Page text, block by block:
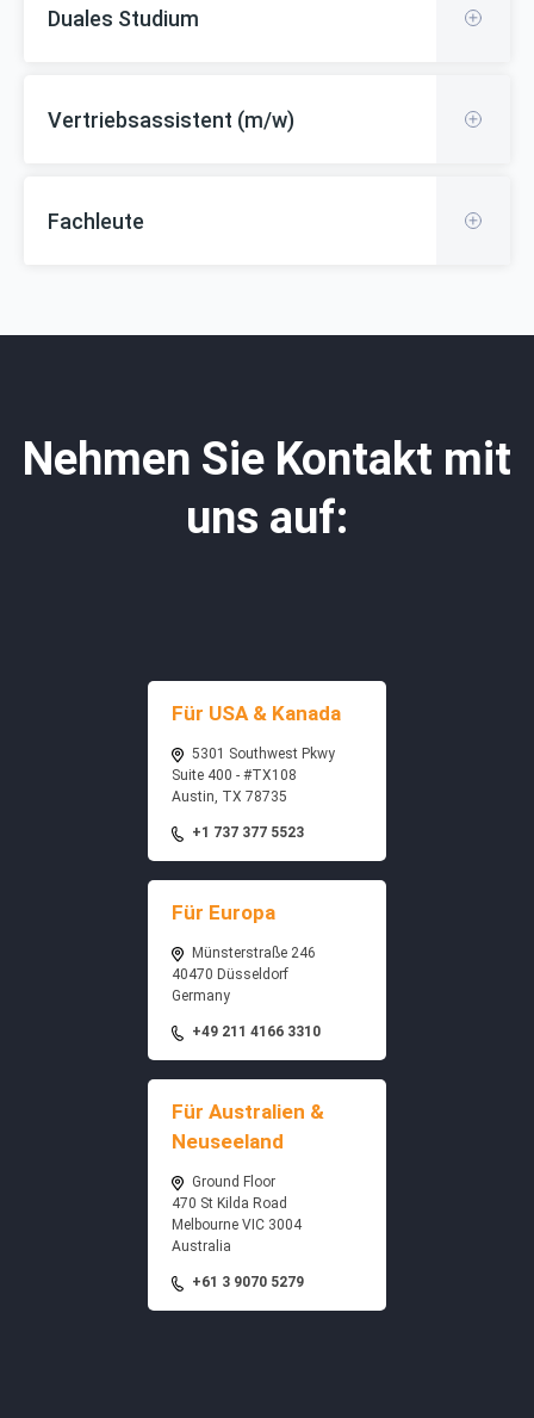
Duales Studium
Vertriebsassistent (m/w)
Fachleute
Nehmen Sie Kontakt mit
uns auf:
Für USA & Kanada
5301 Southwest Pkwy
Suite 400 - #TX108
Austin, TX 78735
+1 737 377 5523
Für Europa
Münsterstraße 246
40470 Düsseldorf
Germany
+49 211 4166 3310
Für Australien &
Neuseeland
Ground Floor
470 St Kilda Road
Melbourne VIC 3004
Australia
+61 3 9070 5279